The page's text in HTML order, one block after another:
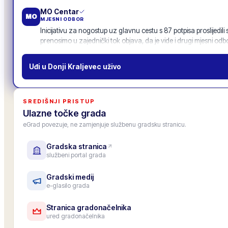
MO
MO Centar
MJESNI ODBOR
Inicijativu za nogostup uz glavnu cestu s 87 potpisa
prenosimo u zajednički tok objava, da je vide i drugi mjesni
11odgovora·52lajkova
Gradska osnovna škola
USTANOVA · ŠKOLA
Upis u 1. razred za školsku godinu 2026./27. je završen,
Roditeljski sastanak za roditelje budućih prvašića: 25. lipnja u
6odgovora· 33lajkova
PZ
Zamjenica gradonačelnika
ZAMJENICA GRADONAČELNIKA
četvrtak 19.6. u 18.00 (gradska vijećnica). Na stolu:
objave.
Uđi u Donji Kraljevec uživo
SREDIŠNJI PRISTUP
Ulazne točke grada
eGrad povezuje, ne zamjenjuje službenu gradsku stranicu.
Gradska stranica
službeni portal grada
Gradski medij
e-glasilo grada
Stranica gradonačelnika
ured gradonačelnika